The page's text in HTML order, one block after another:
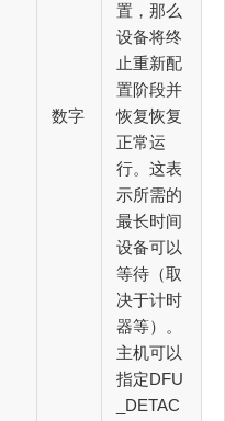
数字
置，那么
设备将终
止重新配
置阶段并
恢复恢复
正常运
行。这表
示所需的
最长时间
设备可以
等待（取
决于计时
器等）。
主机可以
指定DFU
_DETAC